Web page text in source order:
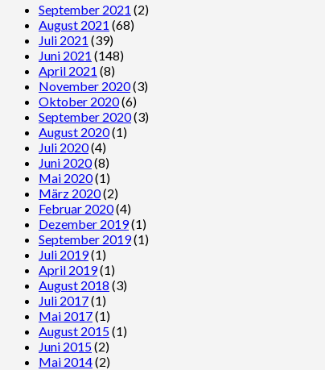
September 2021 (2)
August 2021 (68)
Juli 2021 (39)
Juni 2021 (148)
April 2021 (8)
November 2020(3)
Oktober 2020(6)
September 2020(3)
August 2020(1)
Juli 2020(4)
Juni 2020(8)
Mai 2020(1)
März 2020(2)
Februar 2020(4)
Dezember 2019(1)
September 2019(1)
Juli 2019(1)
April 2019(1)
August 2018 (3)
Juli 2017(1)
Mai 2017(1)
August 2015(1)
Juni 2015(2)
Mai 2014(2)